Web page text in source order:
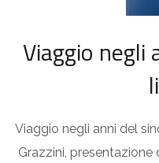
Viaggio negli
Viaggio negli anni del
Grazzini, presentazione